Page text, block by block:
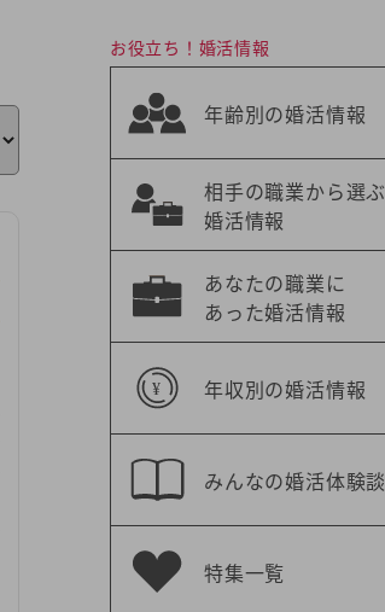
お役立ち！婚活情報
年齢別の婚活情報
相手の職業から選ぶ
婚活情報
あなたの職業に
あった婚活情報
年収別の婚活情報
みんなの婚活体験談
特集一覧